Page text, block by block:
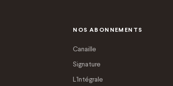
NOS ABONNEMENTS
Canaille
Signature
L'Intégrale